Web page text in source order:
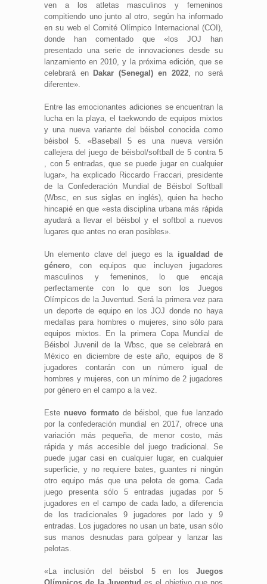
ven a los atletas masculinos y femeninos
compitiendo uno junto al otro, según ha informado
en su web el Comité Olímpico Internacional (COI),
donde han comentado que «los JOJ han
presentado una serie de innovaciones desde su
lanzamiento en 2010, y la próxima edición, que se
celebrará en Dakar (Senegal) en 2022, no será
diferente».
Entre las emocionantes adiciones se encuentran la
lucha en la playa, el taekwondo de equipos mixtos
y una nueva variante del béisbol conocida como
béisbol 5. «Baseball 5 es una nueva versión
callejera del juego de béisbol/softball de 5 contra 5
, con 5 entradas, que se puede jugar en cualquier
lugar», ha explicado Riccardo Fraccari, presidente
de la Confederación Mundial de Béisbol Softball
(Wbsc, en sus siglas en inglés), quien ha hecho
hincapié en que «esta disciplina urbana más rápida
ayudará a llevar el béisbol y el softbol a nuevos
lugares que antes no eran posibles».
Un elemento clave del juego es la igualdad de
género, con equipos que incluyen jugadores
masculinos y femeninos, lo que encaja
perfectamente con lo que son los Juegos
Olímpicos de la Juventud. Será la primera vez para
un deporte de equipo en los JOJ donde no haya
medallas para hombres o mujeres, sino sólo para
equipos mixtos. En la primera Copa Mundial de
Béisbol Juvenil de la Wbsc, que se celebrará en
México en diciembre de este año, equipos de 8
jugadores contarán con un número igual de
hombres y mujeres, con un mínimo de 2 jugadores
por género en el campo a la vez.
Este nuevo formatode béisbol, que fue lanzado
por la confederación mundial en 2017, ofrece una
variación más pequeña, de menor costo, más
rápida y más accesible del juego tradicional. Se
puede jugar casi en cualquier lugar, en cualquier
superficie, y no requiere bates, guantes ni ningún
otro equipo más que una pelota de goma. Cada
juego presenta sólo 5 entradas jugadas por 5
jugadores en el campo de cada lado, a diferencia
de los tradicionales 9 jugadores por lado y 9
entradas. Los jugadores no usan un bate, usan sólo
sus manos desnudas para golpear y lanzar las
pelotas.
«La inclusión del béisbol 5 en los Juegos